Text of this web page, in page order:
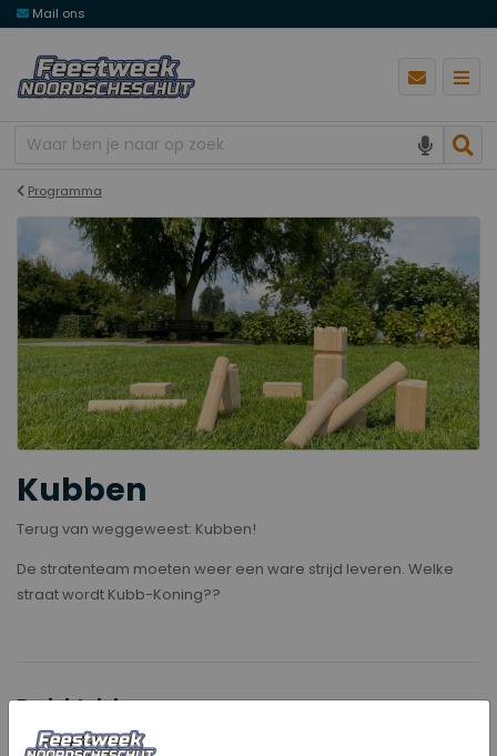
Mail ons
Programma
Kubben
Terug van weggeweest: Kubben!
De stratenteam moeten weer een ware strijd leveren. Welke
straat wordt Kubb-Koning??
Bericht delen